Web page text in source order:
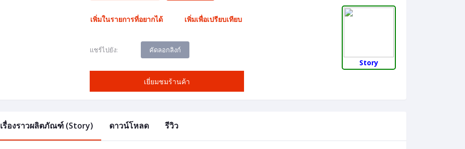
เพิ่มในรายการที่อยากได้ เพิ่มเพื่อเปรียบเทียบ
แชร์ไปยัง: คัดลอกลิงก์
เยี่ยมชมร้านค้า
Story
เรื่องราวผลิตภัณฑ์ (Story) ดาวน์โหลด รีวิว